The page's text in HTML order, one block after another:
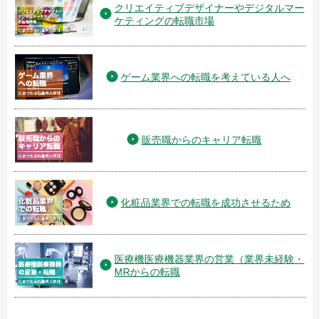
クリエイティブデザイナーやデジタルマー
ケティングの転職市場
ゲーム業界への転職を考えている人へ
販売職からのキャリア転職
化粧品業界での転職を成功させるため
医療機医療機器業界の営業（業界未経験・
MRからの転職